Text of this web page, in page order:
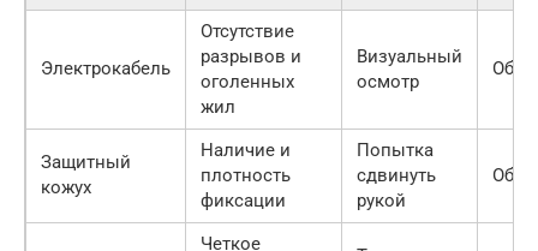
Электрокабель
Отсутствие
разрывов и
оголенных
жил
Визуальный
осмотр
Защитный
кожух
Наличие и
плотность
фиксации
Попытка
сдвинуть
рукой
Четкое